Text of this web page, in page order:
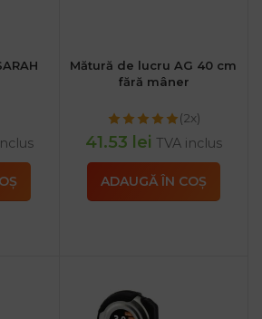
Mătură de lucru AG 40 cm
fără mâner
(2x)
41.53 lei TVA inclus
ADAUGĂ ÎN COȘ